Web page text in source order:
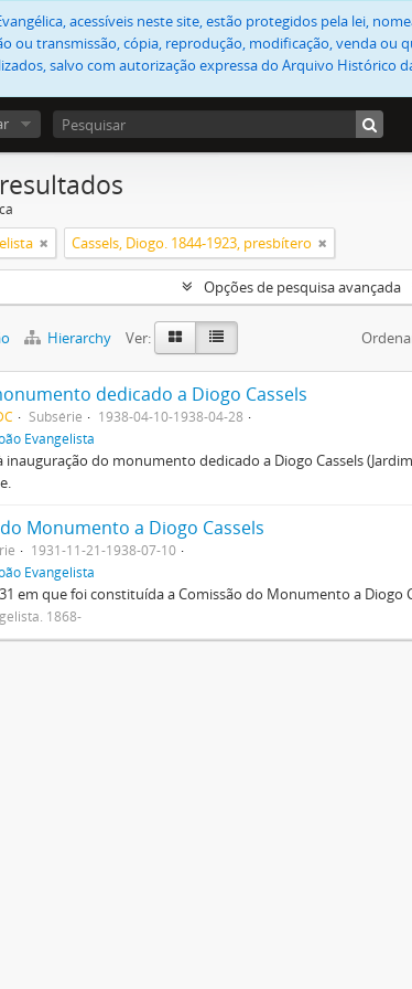
acessíveis neste site, estão protegidos pela lei,
transmissão, cópia, reprodução, modificação, venda ou
salvo com autorização expressa do Arquivo Histórico
Cassels, Diogo. 1844-1923, presbítero
Opções de pesquisa avançada
Hierarchy Ver:
dedicado a Diogo Cassels
Subsérie
1938-04-10-1938-04-28
Evangelista
do monumento dedicado a Diogo Cassels
Monumento a Diogo Cassels
1931-11-21-1938-07-10
Evangelista
em que foi constituída a Comissão do Monumento a Diogo
1868-